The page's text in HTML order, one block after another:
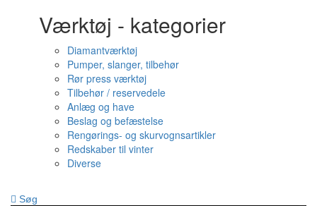
Værktøj - kategorier
Diamantværktøj
Pumper, slanger, tilbehør
Rør press værktøj
Tilbehør / reservedele
Anlæg og have
Beslag og befæstelse
Rengørings- og skurvognsartikler
Redskaber til vinter
Diverse
Søg